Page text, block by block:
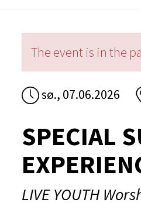
The event is in the
sø., 07.06.2026
SPECIAL
LIVE YOUTH